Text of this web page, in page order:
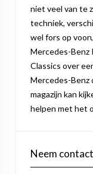
niet veel van te
techniek,
wel fors op
Mercedes-Benz
Classics over
Mercedes-Benz
magazijn kan
helpen met het
Neem